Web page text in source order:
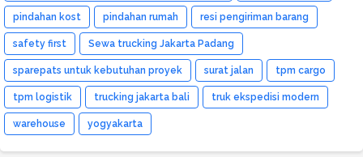
pindahan kost pindahan rumah resi pengiriman barang
safety first Sewa trucking Jakarta Padang
sparepats untuk kebutuhan proyek surat jalan tpm cargo
tpm logistik trucking jakarta bali truk ekspedisi modern
warehouse yogyakarta